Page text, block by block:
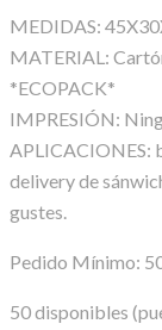
MEDIDAS:
MATERIAL:
*ECOPACK*
IMPRESIÓN:
APLICACIONES:
delivery de
gustes.
Pedido Mínimo:
50 disponibles